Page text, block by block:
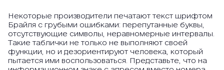
Некоторые производители печатают текст шрифтом
Брайля с грубыми ошибками: перепутанные буквы,
отсутствующие символы, неравномерные интервалы.
Такие таблички не только не выполняют своей
функции, но и дезориентируют человека, который
пытается ими воспользоваться. Представьте, что на